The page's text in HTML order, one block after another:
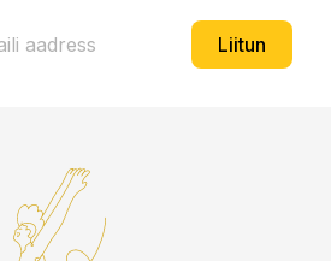
Liitun